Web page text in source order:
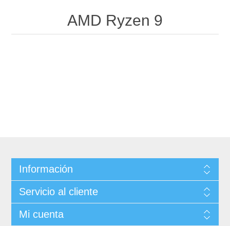
AMD Ryzen 9
Información
Servicio al cliente
Mi cuenta